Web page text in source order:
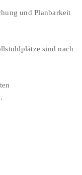
und Planbarkeit
sind nach